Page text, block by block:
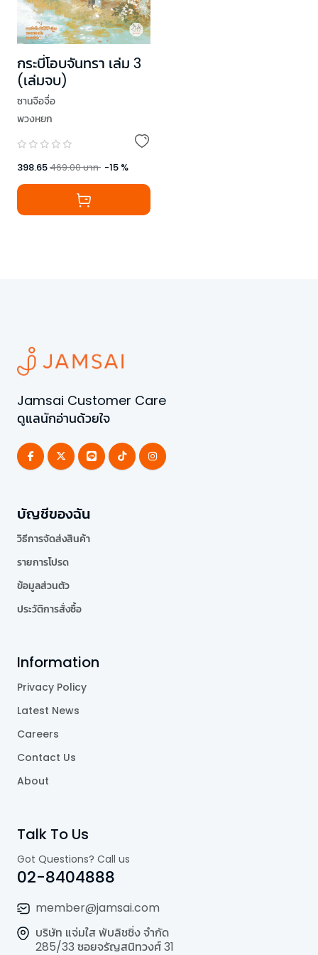
กระบี่โอบจันทรา เล่ม 3
(เล่มจบ)
ซานจือจื่อ
พวงหยก
398.65469.00บาท -15 %
Jamsai Customer Care
ดูแลนักอ่านด้วยใจ
บัญชีของฉัน
วิธีการจัดส่งสินค้า
รายการโปรด
ข้อมูลส่วนตัว
ประวัติการสั่งซื้อ
Information
Privacy Policy
Latest News
Careers
Contact Us
About
Talk To Us
Got Questions? Call us
02-8404888
member@jamsai.com
บริษัท แจ่มใส พับลิชชิ่ง จำกัด
285/33 ซอยจรัญสนิทวงศ์ 31